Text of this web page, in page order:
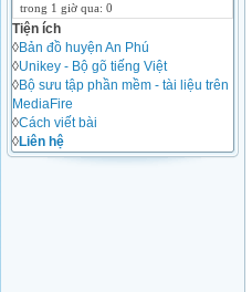
trong 1 giờ qua: 0
Tiện ích
◊Bản đồ huyện An Phú
◊Unikey - Bộ gõ tiếng Việt
◊Bộ sưu tập phần mềm - tài liệu trên
MediaFire
◊Cách viết bài
◊Liên hệ